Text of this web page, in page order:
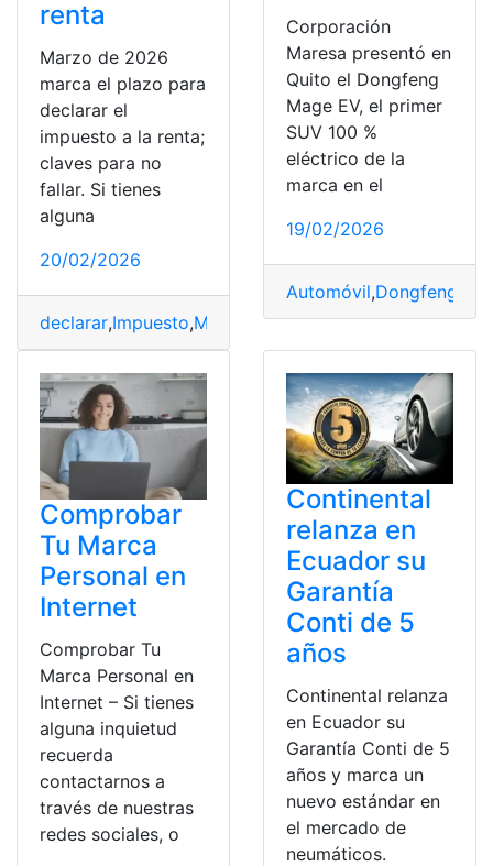
renta
Marzo de 2026
marca el plazo para
declarar el
impuesto a la renta;
claves para no
fallar. Si tienes
alguna
20/02/2026
declarar,Impuesto,Marca Marzo,plazo,Renta
Corporación
Maresa presentó en
Quito el Dongfeng
Mage EV, el primer
SUV 100 %
eléctrico de la
marca en el
19/02/2026
Automóvil,Dongfeng
Comprobar
Tu Marca
Personal en
Internet
Comprobar Tu
Marca Personal en
Internet – Si tienes
alguna inquietud
recuerda
contactarnos a
través de nuestras
redes sociales, o
Continental
relanza en
Ecuador su
Garantía
Conti de 5
años
Continental relanza
en Ecuador su
Garantía Conti de 5
años y marca un
nuevo estándar en
el mercado de
neumáticos.